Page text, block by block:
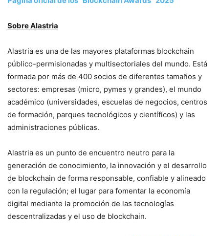
Sobre Alastria
Alastria es una de las mayores plataformas blockchain
público-permisionadas y multisectoriales del mundo. Está
formada por más de 400 socios de diferentes tamaños y
sectores: empresas (micro, pymes y grandes), el mundo
académico (universidades, escuelas de negocios, centros
de formación, parques tecnológicos y científicos) y las
administraciones públicas.
Alastria es un punto de encuentro neutro para la
generación de conocimiento, la innovación y el desarrollo
de blockchain de forma responsable, confiable y alineado
con la regulación; el lugar para fomentar la economía
digital mediante la promoción de las tecnologías
descentralizadas y el uso de blockchain.